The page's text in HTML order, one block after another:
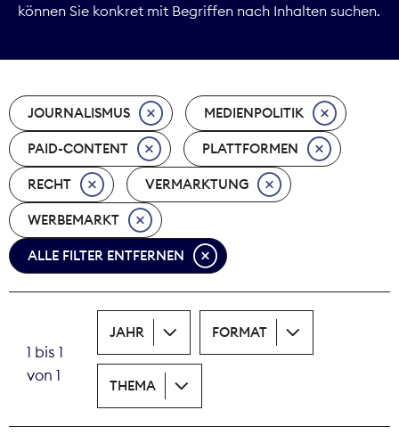
Marktdaten
Nachhaltigkeit
Nachwuchs
Nova Award
Pressefreiheit
Print
Recht
Tarifpolitik
Theodor-Wolff-Preis
können Sie konkret mit Begriffen nach Inhalten suchen.
JOURNALISMUS MEDIENPOLITIK
PAID-CONTENT PLATTFORMEN
RECHT VERMARKTUNG
WERBEMARKT
ALLE FILTER ENTFERNEN
1 bis 1
von 1
JAHR FORMAT
THEMA